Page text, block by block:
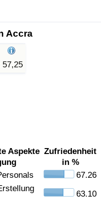
Accra
57,25
Aspekte Zufriedenheit
in %
67.26
63.10
Land